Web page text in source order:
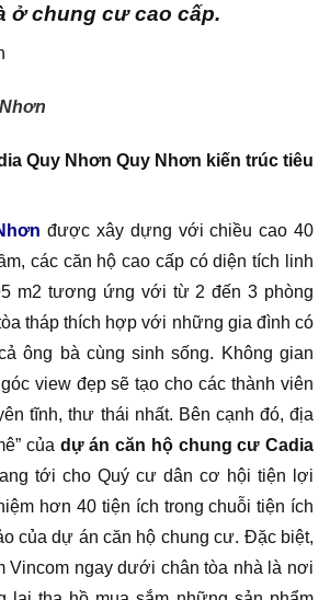
ở chung cư cao cấp.
Quy Nhơn Quy Nhơn kiến trúc tiêu
được xây dựng với chiều cao 40
các căn hộ cao cấp có diện tích linh
m2 tương ứng với từ 2 đến 3 phòng
tháp thích hợp với những gia đình có
ông bà cùng sinh sống. Không gian
view đẹp sẽ tạo cho các thành viên
tĩnh, thư thái nhất. Bên cạnh đó, địa
của dự án căn hộ chung cư Cadia
tới cho Quý cư dân cơ hội tiện lợi
hơn 40 tiện ích trong chuỗi tiện ích
của dự án căn hộ chung cư. Đặc biệt,
Vincom ngay dưới chân tòa nhà là nơi